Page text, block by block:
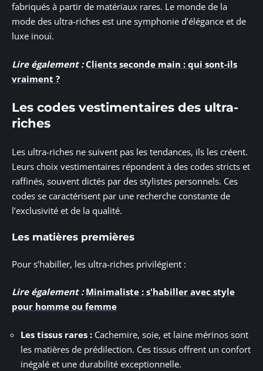
fabriqués à partir de matériaux rares. Le monde de la
mode des ultra-riches est une symphonie d’élégance et de
luxe inouï.
Lire également : Clients seconde main : qui sont-ils
vraiment ?
Les codes vestimentaires des ultra-
riches
Les ultra-riches ne suivent pas les tendances, ils les créent.
Leurs choix vestimentaires répondent à des codes stricts et
raffinés, souvent dictés par des stylistes personnels. Ces
codes se caractérisent par une recherche constante de
l’exclusivité et de la qualité.
Les matières premières
Pour s’habiller, les ultra-riches privilégient :
Lire également : Minimaliste : s'habiller avec style
pour homme ou femme
Les tissus rares : Cachemire, soie, et laine mérinos sont
les matières de prédilection. Ces tissus offrent un confort
inégalé et une durabilité exceptionnelle.